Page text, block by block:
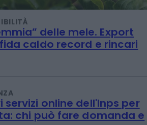
delle mele. Export
caldo record e rincari
servizi online dell'Inps per
chi può fare domanda e